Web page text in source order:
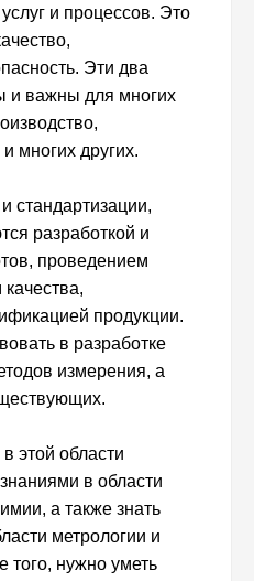
и процессов. Это
Эти два
и важны для многих
многих других.
стандартизации,
разработкой и
проведением
продукции.
в разработке
измерения, а
этой области
в области
а также знать
метрологии и
того, нужно уметь